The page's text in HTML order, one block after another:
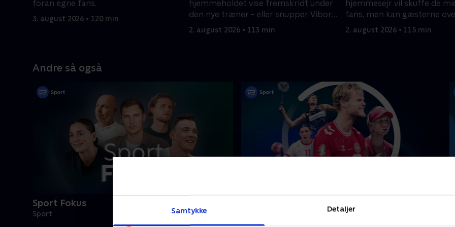
Samtykke Detaljer
foran egne fans.
3. august 2026 • 120 min
hjemmeholdet vise fremskridt under
den nye træner - eller snupper Viborg
point?
2. august 2026 • 113 min
hjemmesejr vil skuffe de
fans, men kan gæsterne
Herning?
2. august 2026 • 115 min
Andre så også
Sport Fokus
Sport